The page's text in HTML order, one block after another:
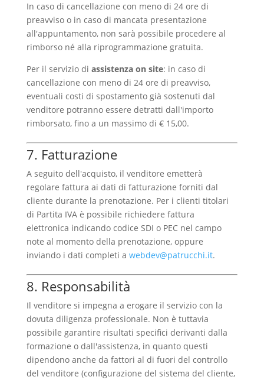
In caso di cancellazione con meno di 24 ore di
preavviso o in caso di mancata presentazione
all'appuntamento, non sarà possibile procedere al
rimborso né alla riprogrammazione gratuita.
Per il servizio di assistenza on site: in caso di
cancellazione con meno di 24 ore di preavviso,
eventuali costi di spostamento già sostenuti dal
venditore potranno essere detratti dall'importo
rimborsato, fino a un massimo di € 15,00.
7. Fatturazione
A seguito dell'acquisto, il venditore emetterà
regolare fattura ai dati di fatturazione forniti dal
cliente durante la prenotazione. Per i clienti titolari
di Partita IVA è possibile richiedere fattura
elettronica indicando codice SDI o PEC nel campo
note al momento della prenotazione, oppure
inviando i dati completi a webdev@patrucchi.it.
8. Responsabilità
Il venditore si impegna a erogare il servizio con la
dovuta diligenza professionale. Non è tuttavia
possibile garantire risultati specifici derivanti dalla
formazione o dall'assistenza, in quanto questi
dipendono anche da fattori al di fuori del controllo
del venditore (configurazione del sistema del cliente,